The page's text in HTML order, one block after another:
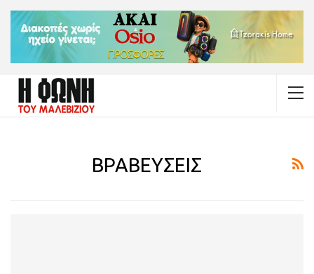
ΒΡΑΒΕΥΣΕΙΣ